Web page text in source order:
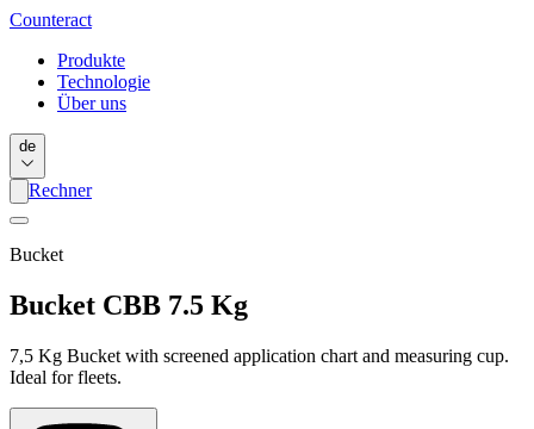
Counteract
Produkte
Technologie
Über uns
de
Rechner
Bucket
Bucket CBB 7.5 Kg
7,5 Kg Bucket with screened application chart and measuring cup.
Ideal for fleets.